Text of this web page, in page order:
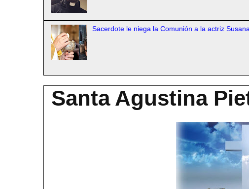
Sacerdote le niega la Comunión a la actriz
Santa Agustina